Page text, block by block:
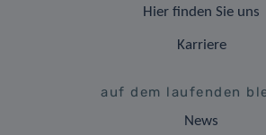
Hier finden Sie uns
Karriere
auf dem laufenden
News